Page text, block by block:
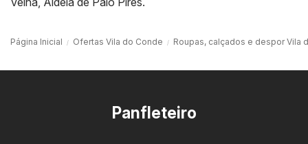
Página Inicial Ofertas Vila do Conde Roupas, calçados e despor Vila
Panfleteiro